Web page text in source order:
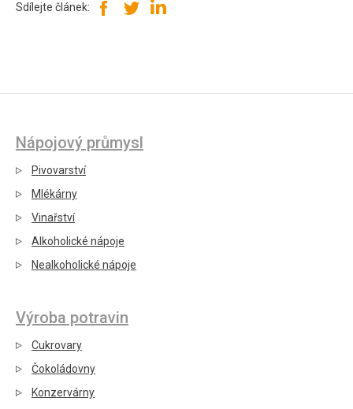
Sdílejte článek:
Nápojový průmysl
Pivovarství
Mlékárny
Vinařství
Alkoholické nápoje
Nealkoholické nápoje
Výroba potravin
Cukrovary
Čokoládovny
Konzervárny